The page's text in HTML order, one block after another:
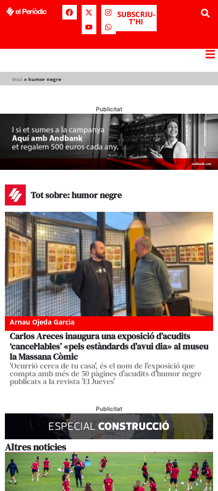
SUBSCRIU-
T'HI
Inici » humor negre
Publicitat
Tot sobre: humor negre
Arnau Ojeda Garcia
Carlos Areces inaugura una exposició d’acudits
‘cancel·lables’ «pels estàndards d’avui dia» al museu
la Massana Còmic
'Ocurrió cerca de tu casa', és el nom de l'exposició que
compta amb més de 50 pàgines d'acudits d'humor negre
publicats a la revista 'El Jueves'
Publicitat
Altres noticies